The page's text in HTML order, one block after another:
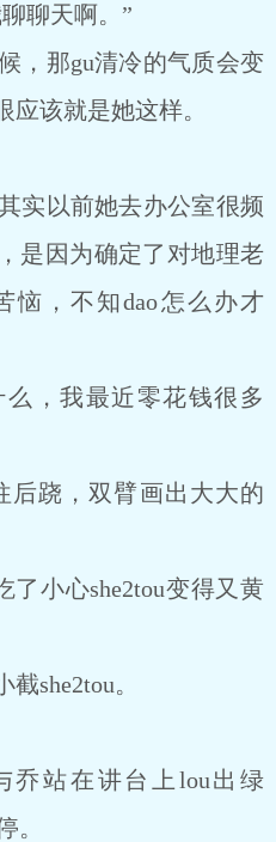
聊天啊。”
那gu清冷的气质会变
该就是她这样。
以前她去办公室很频
是因为确定了对地理老
恼，不知dao怎么办才
我最近零花钱很多
跷，双臂画出大大的
小心she2tou变得又黄
she2tou。
在讲台上lou出绿
。